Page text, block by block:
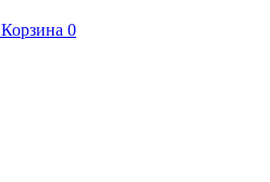
Корзина 0